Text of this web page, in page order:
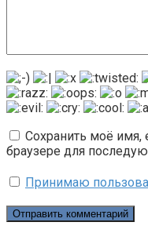
Сохранить моё имя,
браузере для
Принимаю